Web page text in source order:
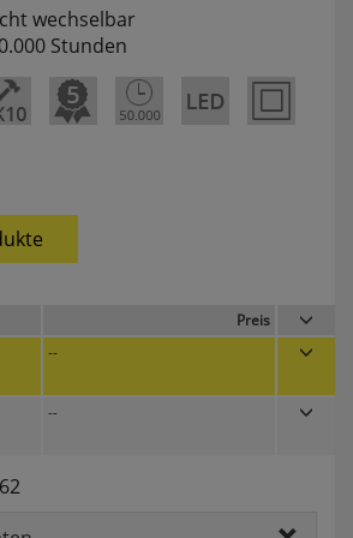
wechselbar
Stunden
Preis
--
--
die Cookie-Einstellungen
in der Cookie Box von
aa_subref